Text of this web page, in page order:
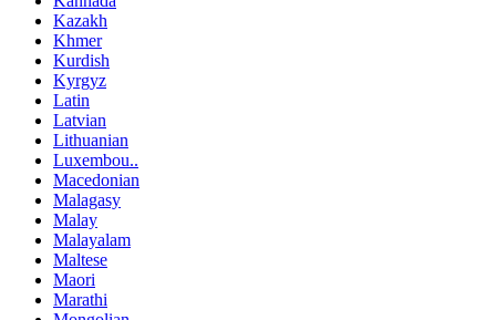
Kazakh
Khmer
Kurdish
Kyrgyz
Latin
Latvian
Lithuanian
Luxembou..
Macedonian
Malagasy
Malay
Malayalam
Maltese
Maori
Marathi